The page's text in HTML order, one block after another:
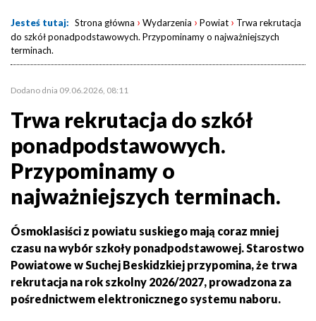
Jesteś tutaj: Strona główna › Wydarzenia › Powiat › Trwa rekrutacja
do szkół ponadpodstawowych. Przypominamy o najważniejszych
terminach.
Dodano dnia 09.06.2026, 08:11
Trwa rekrutacja do szkół
ponadpodstawowych.
Przypominamy o
najważniejszych terminach.
Ósmoklasiści z powiatu suskiego mają coraz mniej
czasu na wybór szkoły ponadpodstawowej. Starostwo
Powiatowe w Suchej Beskidzkiej przypomina, że trwa
rekrutacja na rok szkolny 2026/2027, prowadzona za
pośrednictwem elektronicznego systemu naboru.